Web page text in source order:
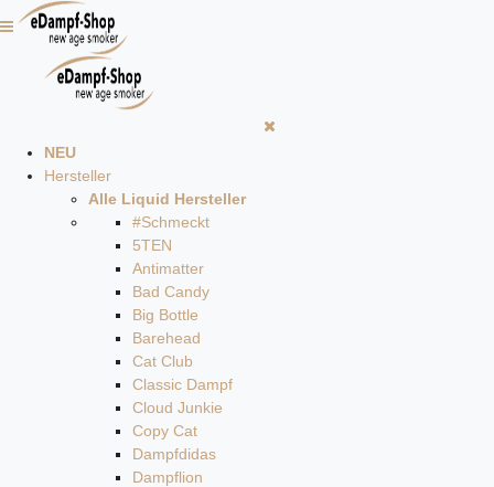
NEU
Hersteller
Alle Liquid Hersteller
#Schmeckt
5TEN
Antimatter
Bad Candy
Big Bottle
Barehead
Cat Club
Classic Dampf
Cloud Junkie
Copy Cat
Dampfdidas
Dampflion